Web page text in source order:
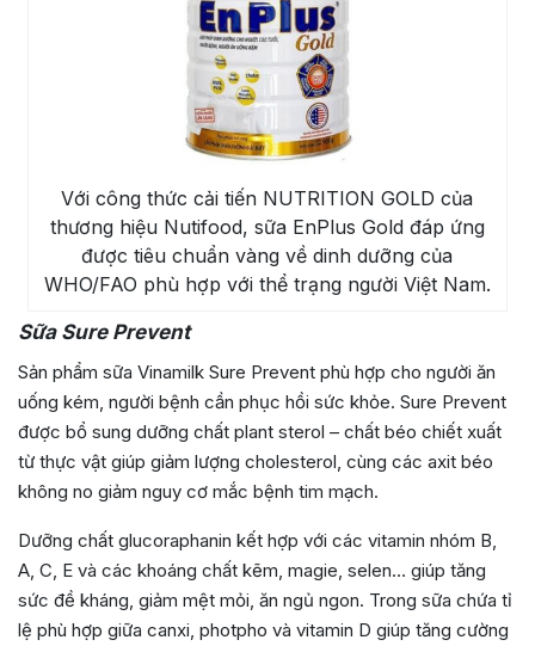
Với công thức cải tiến NUTRITION GOLD của
thương hiệu Nutifood, sữa EnPlus Gold đáp ứng
được tiêu chuẩn vàng về dinh dưỡng của
WHO/FAO phù hợp với thể trạng người Việt Nam.
Sữa Sure Prevent
Sản phẩm sữa Vinamilk Sure Prevent phù hợp cho người ăn
uống kém, người bệnh cần phục hồi sức khỏe. Sure Prevent
được bổ sung dưỡng chất plant sterol – chất béo chiết xuất
từ thực vật giúp giảm lượng cholesterol, cùng các axit béo
không no giảm nguy cơ mắc bệnh tim mạch.
Dưỡng chất glucoraphanin kết hợp với các vitamin nhóm B,
A, C, E và các khoáng chất kẽm, magie, selen… giúp tăng
sức đề kháng, giảm mệt mỏi, ăn ngủ ngon. Trong sữa chứa tỉ
lệ phù hợp giữa canxi, photpho và vitamin D giúp tăng cường